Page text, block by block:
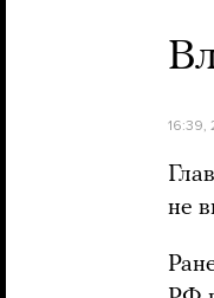
16:39,
не